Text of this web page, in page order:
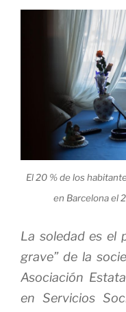
El 20 % de los
en Barcelona el
La soledad es el
grave” de la
Asociación
en Servicios